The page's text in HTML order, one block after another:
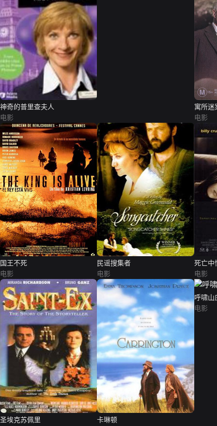
神奇的普里查夫人
电影
寓所迷
电影
国王不死
电影
民谣搜集者
电影
死亡中
电影
圣埃克苏佩里
卡琳顿
呼啸山
电影